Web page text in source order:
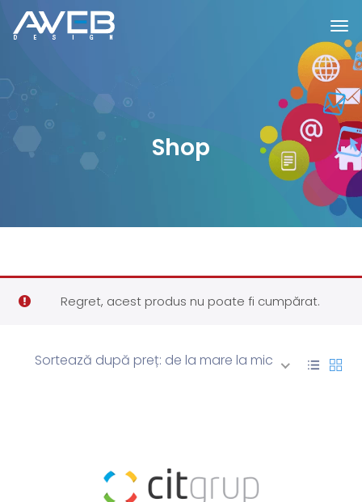
Shop
Regret, acest produs nu poate fi cumpărat.
Sortează după preț: de la mare la mic